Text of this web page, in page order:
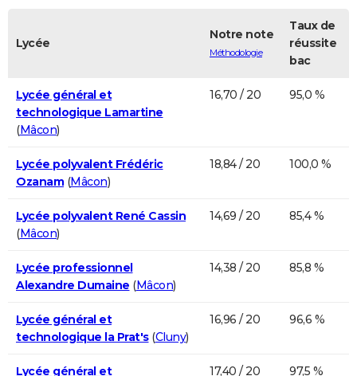
Lycée
Notre note
Méthodologie
Taux de
réussite
bac
Lycée général et
technologique Lamartine
(Mâcon)
16,70 / 20 95,0 %
Lycée polyvalent Frédéric
Ozanam(Mâcon)
18,84 / 20 100,0 %
Lycée polyvalent René Cassin
(Mâcon)
14,69 / 20 85,4 %
Lycée professionnel
Alexandre Dumaine (Mâcon)
14,38 / 20 85,8 %
Lycée général et
technologique la Prat's(Cluny)
16,96 / 20 96,6 %
Lycée général et
17,40 / 20 97,5 %